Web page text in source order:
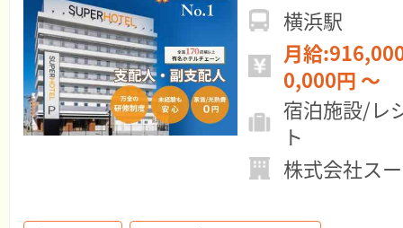
横浜駅
月給:916,000円 ～
0,000円 ～
宿泊施設/レ
ト
株式会社ス